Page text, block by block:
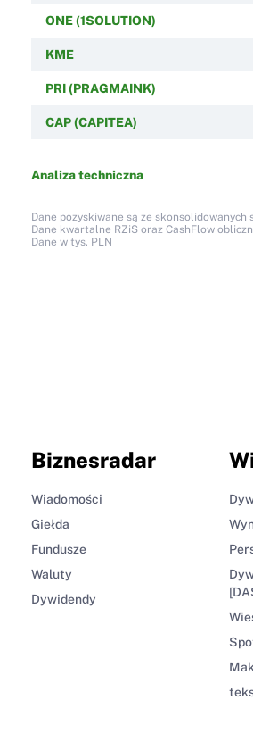
ONE (1SOLUTION)
KME
PRI (PRAGMAINK)
CAP (CAPITEA)
Analiza techniczna
Dane pozyskiwane są ze
Dane kwartalne RZiS oraz CashFlow
Dane w tys. PLN
Biznesradar
Wiadomości
Giełda
Fundusze
Waluty
Dywidendy